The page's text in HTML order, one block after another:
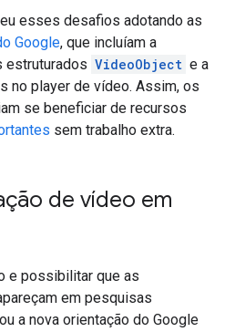
esses desafios adotando as
Google, que incluíam a
estruturados VideoObject e a
no player de vídeo. Assim, os
se beneficiar de recursos
sem trabalho extra.
de vídeo em
e possibilitar que as
em pesquisas
a nova orientação do Google